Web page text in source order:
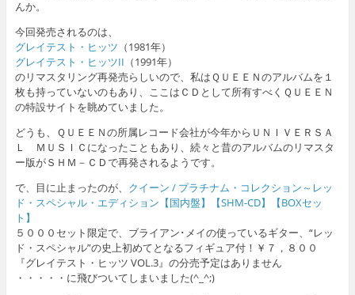
んか。
今回発売されるのは、
グレイテスト・ヒッツ （1981年）
グレイテスト・ヒッツII （1991年）
のリマスタリング再発売らしいので、私はＱＵＥＥＮのアルバムを１
枚も持っていないのもあり、ここはＣＤとして所有すべくＱＵＥＥＮ
の特設サイトを眺めていました。
どうも、ＱＵＥＥＮの所属レコード会社が今年からＵＮＩＶＥＲＳＡ
Ｌ ＭＵＳＩＣになったこともあり、続々と昔のアルバムのリマスタ
ー版がＳＨＭ－ＣＤで再発されるようです。
で、目に止まったのが、 クイーン / プラチナム・コレクション～レッ
ド・スペシャル・エディション【国内盤】【SHM-CD】【BOXセッ
ト】
５０００セット限定で、ブライアン･メイの使っているギター、“レッ
ド・スペシャル”の史上初めてとなるフィギュア付！￥７，８００
『グレイテスト・ヒッツ VOL.3』の分売予定はありません
・・・・・に飛びついてしまいました(^_^;)